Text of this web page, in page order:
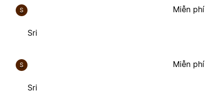
S
Sri
Miễn phí
S
Sri
Miễn phí